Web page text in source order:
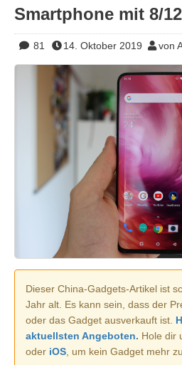
Smartphone mit 8/
81 14. Oktober 2019 von
Dieser China-Gadgets-Artikel ist
Jahr alt. Es kann sein, dass der
oder das Gadget ausverkauft ist.
aktuellsten Angeboten. Hole dir
oder iOS , um kein Gadget mehr